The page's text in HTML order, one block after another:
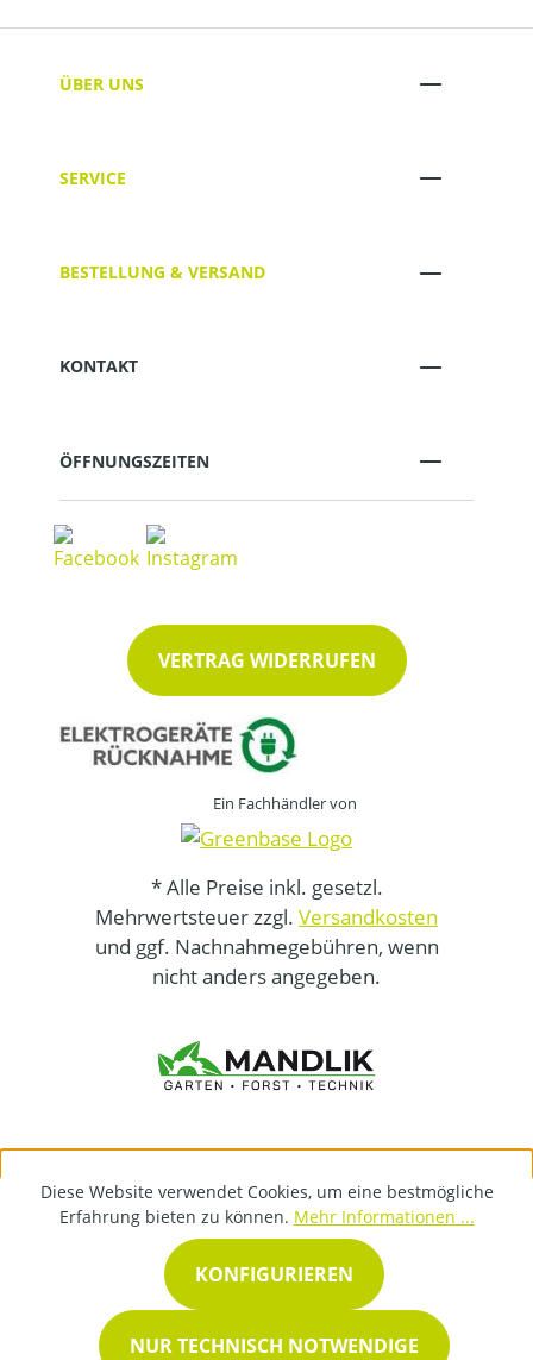
ÜBER UNS
SERVICE
BESTELLUNG & VERSAND
KONTAKT
ÖFFNUNGSZEITEN
VERTRAG WIDERRUFEN
Ein Fachhändler von
* Alle Preise inkl. gesetzl.
Mehrwertsteuer zzgl. Versandkosten
und ggf. Nachnahmegebühren, wenn
nicht anders angegeben.
Diese Website verwendet Cookies, um eine bestmögliche
Erfahrung bieten zu können. Mehr Informationen ...
NUR TECHNISCH NOTWENDIGE
KONFIGURIEREN